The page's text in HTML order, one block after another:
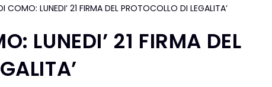
LUNEDI’ 21 FIRMA DEL